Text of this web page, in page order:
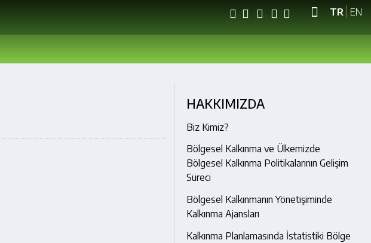
TR EN
HAKKIMIZDA
Biz Kimiz?
Bölgesel Kalkınma ve Ülkemizde
Bölgesel Kalkınma Politikalarının Gelişim
Süreci
Bölgesel Kalkınmanın Yönetişiminde
Kalkınma Ajansları
Kalkınma Planlamasında İstatistiki Bölge